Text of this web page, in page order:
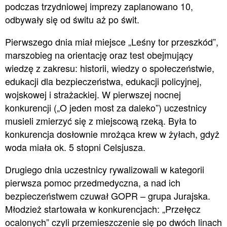
podczas trzydniowej imprezy zaplanowano 10,
odbywały się od świtu aż po świt.
Pierwszego dnia miał miejsce „Leśny tor przeszkód”,
marszobieg na orientację oraz test obejmujący
wiedzę z zakresu: historii, wiedzy o społeczeństwie,
edukacji dla bezpieczeństwa, edukacji policyjnej,
wojskowej i strażackiej. W pierwszej nocnej
konkurencji („O jeden most za daleko”) uczestnicy
musieli zmierzyć się z miejscową rzeką. Była to
konkurencja dosłownie mrożąca krew w żyłach, gdyż
woda miała ok. 5 stopni Celsjusza.
Drugiego dnia uczestnicy rywalizowali w kategorii
pierwsza pomoc przedmedyczna, a nad ich
bezpieczeństwem czuwał GOPR – grupa Jurajska.
Młodzież startowała w konkurencjach: „Przełęcz
ocalonych” czyli przemieszczenie się po dwóch linach